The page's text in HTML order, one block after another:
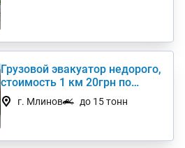
Грузовой эвакуатор недорого,
стоимость 1 км 20грн по
Украине
г. Млинов до 15 тонн